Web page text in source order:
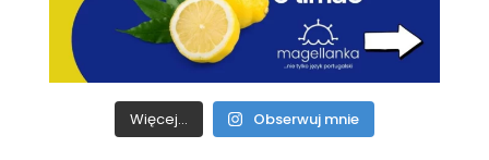
Więcej... Obserwuj mnie